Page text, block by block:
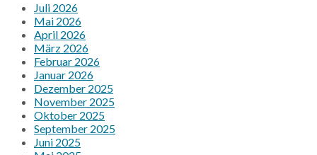
Juli 2026
Mai 2026
April 2026
März 2026
Februar 2026
Januar 2026
Dezember 2025
November 2025
Oktober 2025
September 2025
Juni 2025